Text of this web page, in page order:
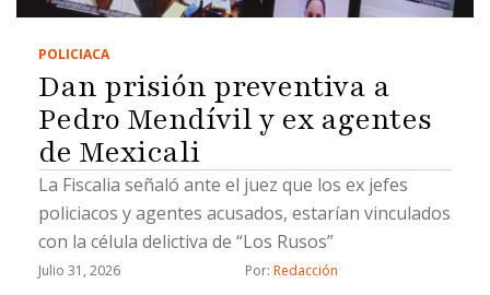
POLICIACA
Dan prisión preventiva a
Pedro Mendívil y ex agentes
de Mexicali
La Fiscalia señaló ante el juez que los ex jefes
policiacos y agentes acusados, estarían vinculados
con la célula delictiva de “Los Rusos”
Julio 31, 2026 Por: Redacción